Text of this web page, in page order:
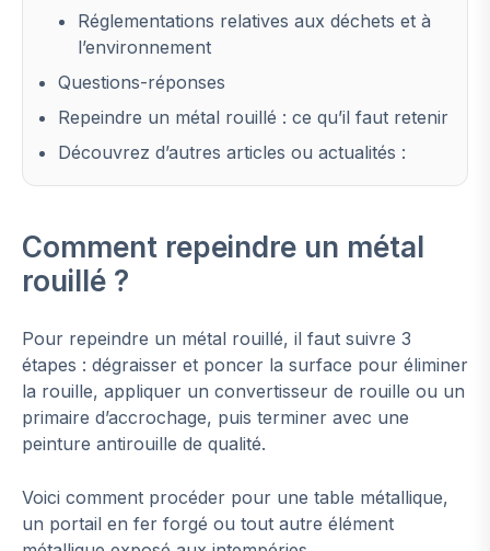
Réglementations relatives aux déchets et à
l’environnement
Questions-réponses
Repeindre un métal rouillé : ce qu’il faut retenir
Découvrez d’autres articles ou actualités :
Comment repeindre un métal
rouillé ?
Pour repeindre un métal rouillé, il faut suivre 3
étapes : dégraisser et poncer la surface pour éliminer
la rouille, appliquer un convertisseur de rouille ou un
primaire d’accrochage, puis terminer avec une
peinture antirouille de qualité.
Voici comment procéder pour une table métallique,
un portail en fer forgé ou tout autre élément